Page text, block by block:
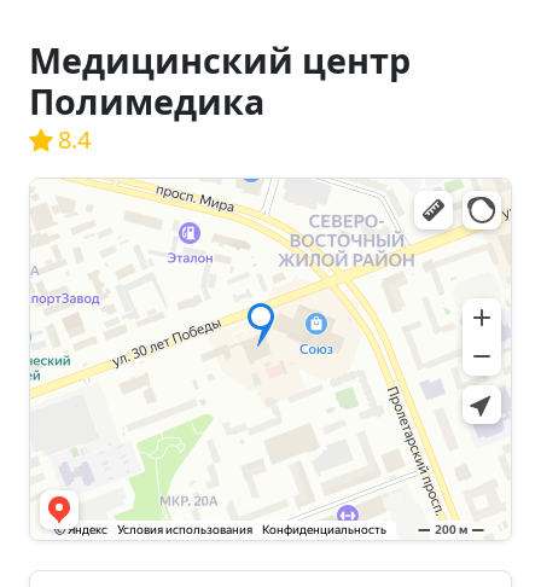
Медицинский центр
Полимедика
8.4